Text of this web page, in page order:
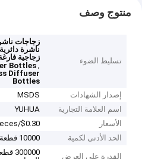
منتوج وصف
تسليط الضوء
زجاجية
,
Bottles
Diffuser
Bottles
إصدار الشهادات
MSDS
اسم العلامة التجارية
YUHUA
الأسعار
$0.30/Pieces >=10000 Pieces
الحد الأدنى لكمية
10000 قطعة
القدرة على العرض